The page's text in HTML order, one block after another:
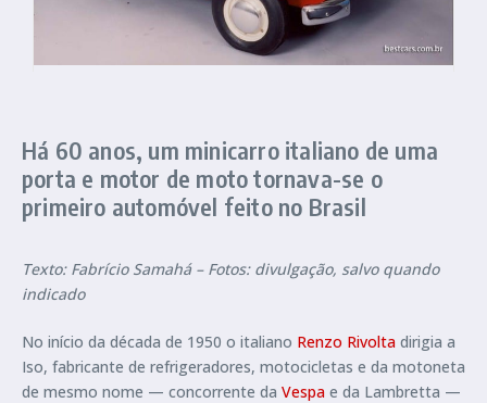
Há 60 anos, um minicarro italiano de uma
porta e motor de moto tornava-se o
primeiro automóvel feito no Brasil
Texto: Fabrício Samahá – Fotos: divulgação, salvo quando
indicado
No início da década de 1950 o italiano Renzo Rivolta dirigia a
Iso, fabricante de refrigeradores, motocicletas e da motoneta
de mesmo nome — concorrente da Vespa e da Lambretta —